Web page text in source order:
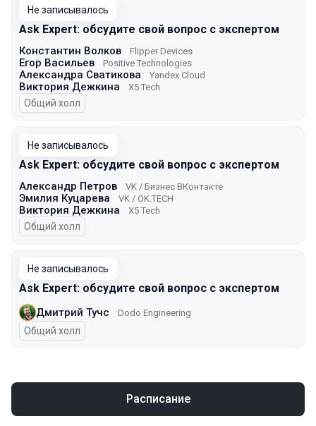
Не записывалось
Ask Expert: обсудите свой вопрос с экспертом
Константин Волков Flipper Devices
Егор Васильев Positive Technologies
Александра Сватикова Yandex Cloud
Виктория Дежкина X5 Tech
Общий холл
Не записывалось
Ask Expert: обсудите свой вопрос с экспертом
Александр Петров VK / Бизнес ВКонтакте
Эмилия Куцарева VK / ОK.TECH
Виктория Дежкина X5 Tech
Общий холл
Не записывалось
Ask Expert: обсудите свой вопрос с экспертом
Дмитрий Тучс Dodo Engineering
Общий холл
Расписание